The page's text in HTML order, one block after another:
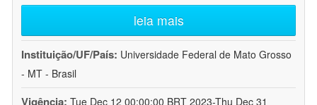
leia mais
Instituição/UF/País: Universidade Federal de Mato Grosso
- MT - Brasil
Vigência: Tue Dec 12 00:00:00 BRT 2023-Thu Dec 31